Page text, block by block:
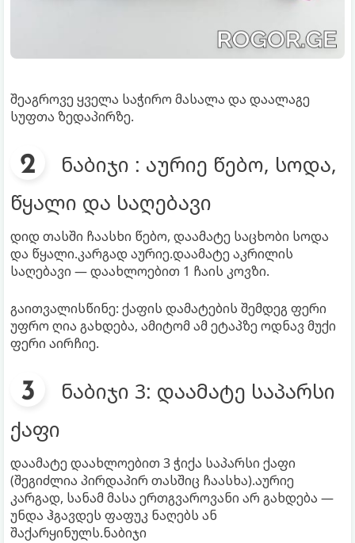
შეაგროვე ყველა საჭირო მასალა და დაალაგე
სუფთა ზედაპირზე.
ნაბიჯი : აურიე წებო, სოდა,
წყალი და საღებავი
დიდ თასში ჩაასხი წებო, დაამატე საცხობი სოდა
და წყალი.კარგად აურიე.დაამატე აკრილის
საღებავი — დაახლოებით 1 ჩაის კოვზი.
გაითვალისწინე: ქაფის დამატების შემდეგ ფერი
უფრო ღია გახდება, ამიტომ ამ ეტაპზე ოდნავ მუქი
ფერი აირჩიე.
ნაბიჯი 3: დაამატე საპარსი
ქაფი
დაამატე დაახლოებით 3 ჭიქა საპარსი ქაფი
(შეგიძლია პირდაპირ თასშიც ჩაასხა).აურიე
კარგად, სანამ მასა ერთგვაროვანი არ გახდება —
უნდა ჰგავდეს ფაფუკ ნაღებს ან
შაქარყინულს.ნაბიჯი